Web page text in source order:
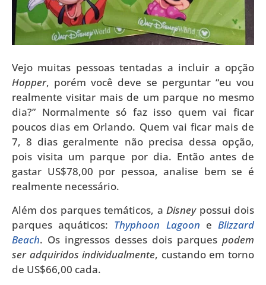
Vejo muitas pessoas tentadas a incluir a opção
Hopper, porém você deve se perguntar “eu vou
realmente visitar mais de um parque no mesmo
dia?” Normalmente só faz isso quem vai ficar
poucos dias em Orlando. Quem vai ficar mais de
7, 8 dias geralmente não precisa dessa opção,
pois visita um parque por dia. Então antes de
gastar US$78,00 por pessoa, analise bem se é
realmente necessário.
Além dos parques temáticos, aDisneypossui dois
parques aquáticos: Thyphoon Lagoon eBlizzard
Beach. Os ingressos desses dois parques podem
ser adquiridos individualmente, custando em torno
de US$66,00 cada.